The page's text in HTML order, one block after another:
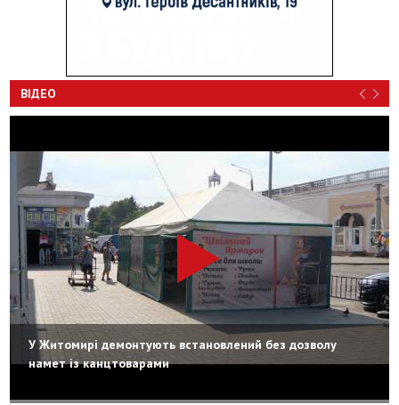
ВІДЕО
У Житомирі демонтують встановлений без дозволу
намет із канцтоварами